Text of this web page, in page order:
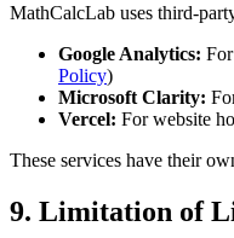
MathCalcLab uses third-
Google Analytics:
Policy)
Microsoft Clarity:
Vercel: For website
These services have their
9. Limitation of